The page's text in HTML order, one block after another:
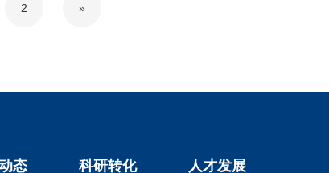
2 »
态 科研转化 人才发展